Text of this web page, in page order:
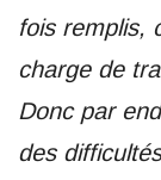
fois remplis,
charge de
Donc par
des